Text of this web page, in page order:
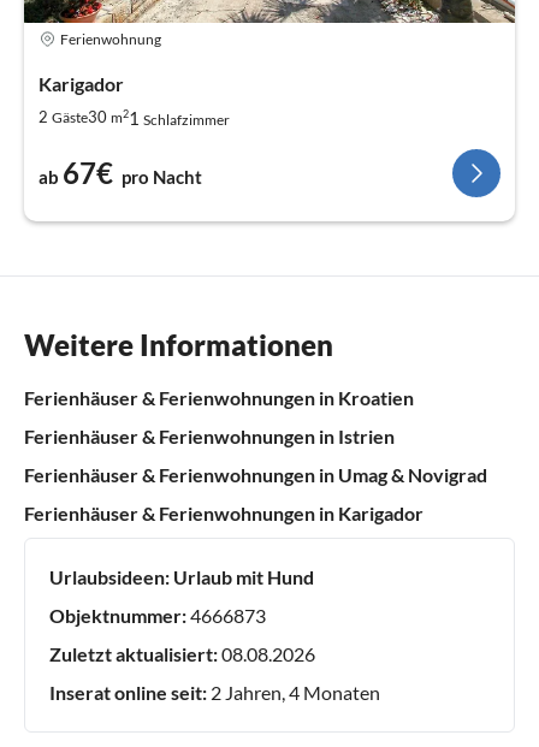
Ferienwohnung
Karigador
2 Gäste30 m21 Schlafzimmer
ab 67€ pro Nacht
Weitere Informationen
Ferienhäuser & Ferienwohnungen in Kroatien
Ferienhäuser & Ferienwohnungen in Istrien
Ferienhäuser & Ferienwohnungen in Umag & Novigrad
Ferienhäuser & Ferienwohnungen in Karigador
Urlaubsideen: Urlaub mit Hund
Objektnummer:4666873
Zuletzt aktualisiert:08.08.2026
Inserat online seit: 2 Jahren, 4 Monaten